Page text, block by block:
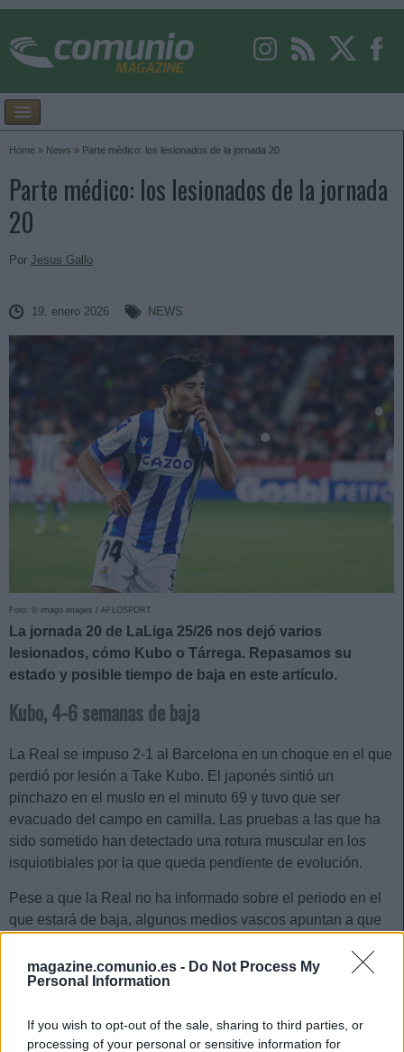
magazine.comunio.es - Do Not Process My
Personal Information
If you wish to opt-out of the sale, sharing to third parties, or
processing of your personal or sensitive information for
Home » News » Parte médico: los lesionados de la jornada 20
Parte médico: los lesionados de la jornada
20
Por Jesus Gallo
19. enero 2026 NEWS
Foto: © imago images / AFLOSPORT
La jornada 20 de LaLiga 25/26 nos dejó varios
lesionados, cómo Kubo o Tárrega. Repasamos su
estado y posible tiempo de baja en este artículo.
Kubo, 4-6 semanas de baja
La Real se impuso 2-1 al Barcelona en un choque en el que
perdió por lesión a Take Kubo. El japonés sintió un
pinchazo en el muslo en el minuto 69 y tuvo que ser
evacuado del campo en camilla. Las pruebas a las que ha
sido sometido han detectado una rotura muscular en los
isquiotibiales por la que queda pendiente de evolución.
Pese a que la Real no ha informado sobre el periodo en el
que estará de baja, algunos medios vascos apuntan a que
para la Real en un momento crucial de la temporada.
El central del Valencia tuvo que ser sustituido a los 28